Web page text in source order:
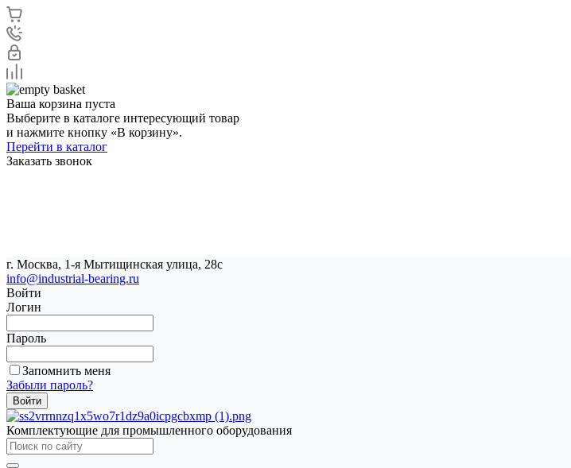
Ваша корзина пуста
Выберите в каталоге интересующий товар
и нажмите кнопку «В корзину».
Перейти в каталог
Заказать звонок
г. Москва, 1-я Мытищинская улица, 28с
info@industrial-bearing.ru
Войти
Логин
Пароль
Запомнить меня
Забыли пароль?
Комплектующие для промышленного оборудования